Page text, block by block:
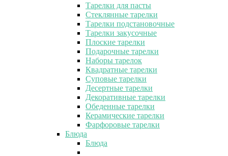
Тарелки для пасты
Стеклянные тарелки
Тарелки подстановочные
Тарелки закусочные
Плоские тарелки
Подарочные тарелки
Наборы тарелок
Квадратные тарелки
Суповые тарелки
Десертные тарелки
Декоративные тарелки
Обеденные тарелки
Керамические тарелки
Фарфоровые тарелки
Блюда
Блюда